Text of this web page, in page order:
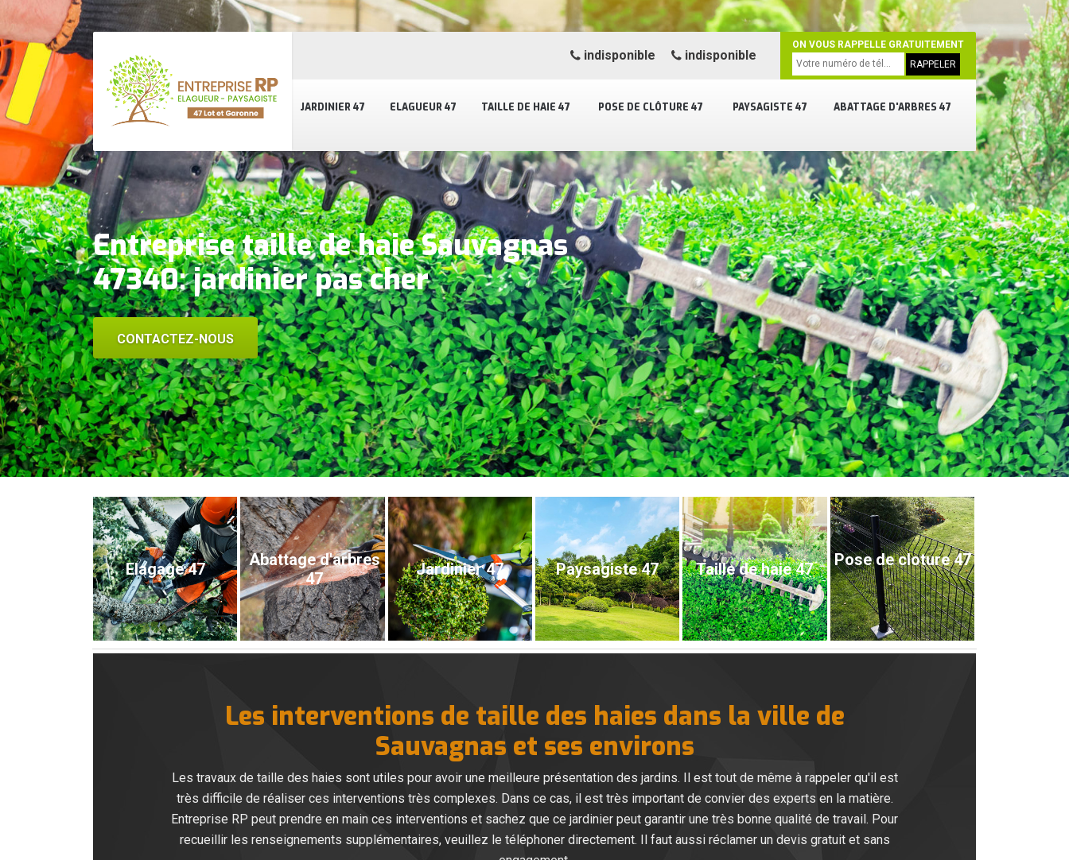
JARDINIER 47 ELAGUEUR 47 TAILLE DE HAIE 47 POSE DE CLÔTURE 47 PAYSAGISTE 47 ABATTAGE D'ARBRES 47
indisponible indisponible
ON VOUS RAPPELLE GRATUITEMENT
Entreprise taille de haie Sauvagnas
47340: jardinier pas cher
CONTACTEZ-NOUS
Elagage 47
Abattage d'arbres
47
Jardinier 47 Paysagiste 47 Taille de haie 47 Pose de cloture 47
Les interventions de taille des haies dans la ville de
Sauvagnas et ses environs
Les travaux de taille des haies sont utiles pour avoir une meilleure présentation des jardins. Il est tout de même à rappeler qu'il est
très difficile de réaliser ces interventions très complexes. Dans ce cas, il est très important de convier des experts en la matière.
Entreprise RP peut prendre en main ces interventions et sachez que ce jardinier peut garantir une très bonne qualité de travail. Pour
recueillir les renseignements supplémentaires, veuillez le téléphoner directement. Il faut aussi réclamer un devis gratuit et sans